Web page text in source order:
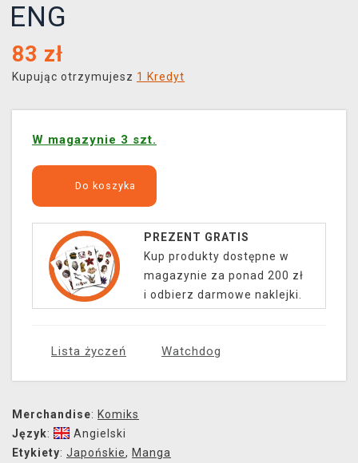
ENG
83 zł
Kupując otrzymujesz 1 Kredyt
W magazynie 3 szt.
Do koszyka
PREZENT GRATIS
Kup produkty dostępne w
magazynie za ponad 200 zł
i odbierz darmowe naklejki.
Lista życzeń Watchdog
Merchandise: Komiks
Język:
Angielski
Etykiety: Japońskie, Manga